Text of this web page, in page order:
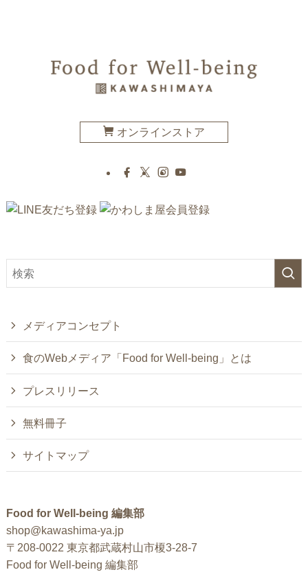
オンラインストア
メディアコンセプト
食のWebメディア「Food for Well-being」とは
プレスリリース
無料冊子
サイトマップ
Food for Well-being 編集部
shop@kawashima-ya.jp
〒208-0022 東京都武蔵村山市榎3-28-7
Food for Well-being 編集部